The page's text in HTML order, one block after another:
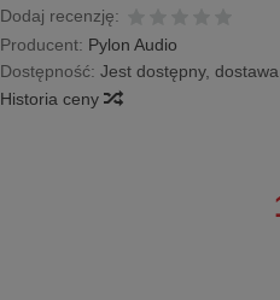
Dodaj recenzję:
Producent: Pylon Audio
Dostępność: Jest dostępny,
Historia ceny